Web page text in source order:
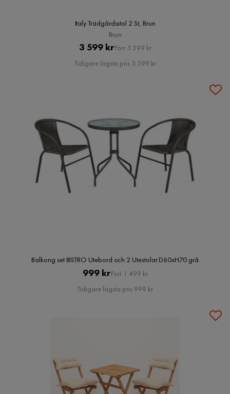
Italy Trädgårdsstol 2 St, Brun
Brun
Pris
3 599 krOriginal
Pris
Förr 5 399 kr
Tidigare lägsta pris 3 599 kr
Balkong set BISTRO Utebord och 2 Utestolar D60xH70 grå
Pris
999 kr Original
Pris
Förr 1 499 kr
Tidigare lägsta pris 999 kr